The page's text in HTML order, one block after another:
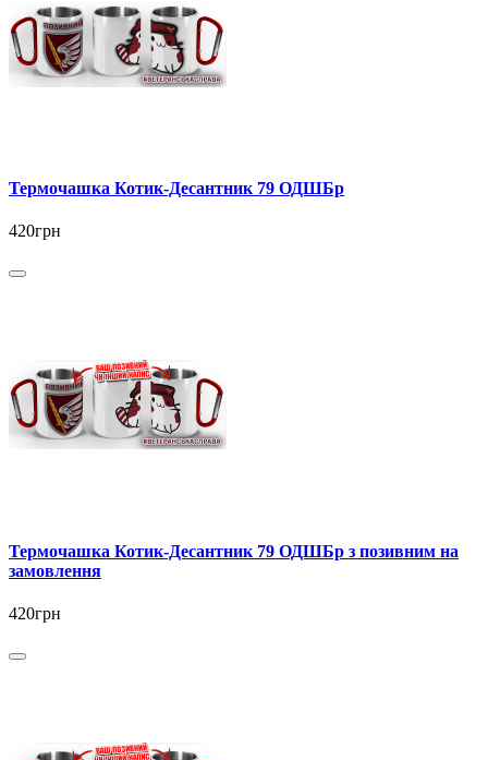
Термочашка Котик-Десантник 79 ОДШБр
420грн
Термочашка Котик-Десантник 79 ОДШБр з позивним на
замовлення
420грн